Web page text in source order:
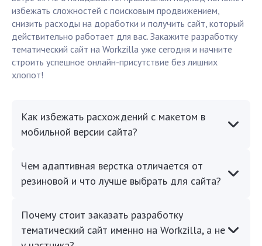
избежать сложностей с поисковым продвижением,
снизить расходы на доработки и получить сайт, который
действительно работает для вас. Закажите разработку
тематический сайт на Workzilla уже сегодня и начните
строить успешное онлайн-присутствие без лишних
хлопот!
Как избежать расхождений с макетом в
мобильной версии сайта?
Чем адаптивная верстка отличается от
резиновой и что лучше выбрать для сайта?
Почему стоит заказать разработку
тематический сайт именно на Workzilla, а не